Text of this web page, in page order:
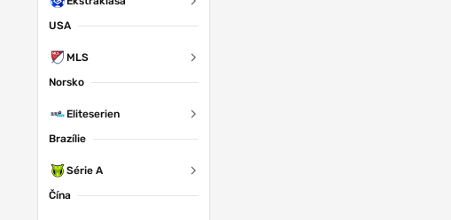
USA
MLS
Norsko
Eliteserien
Brazílie
Série A
Čína